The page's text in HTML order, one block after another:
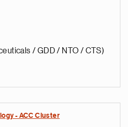
/ GDD / NTO / CTS)
- ACC Cluster